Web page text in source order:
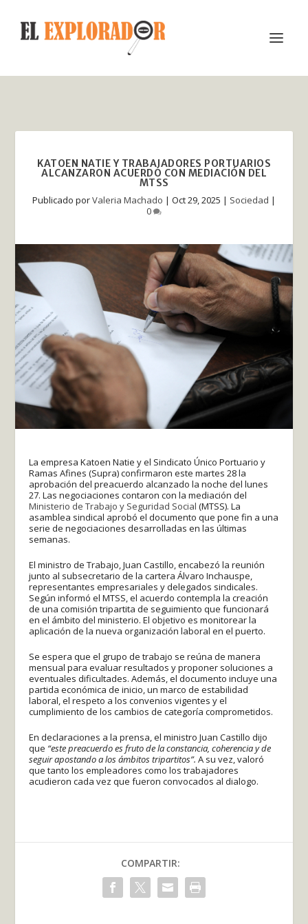
KATOEN NATIE Y TRABAJADORES PORTUARIOS
ALCANZARON ACUERDO CON MEDIACIÓN DEL
MTSS
Publicado porValeria Machado | Oct 29, 2025 | Sociedad |
0
La empresa Katoen Natie y el Sindicato Único Portuario y
Ramas Afines (Supra) confirmaron este martes 28 la
aprobación del preacuerdo alcanzado la noche del lunes
27. Las negociaciones contaron con la mediación del
Ministerio de Trabajo y Seguridad Social (MTSS). La
asamblea sindical aprobó el documento que pone fin a una
serie de negociaciones desarrolladas en las últimas
semanas.
El ministro de Trabajo, Juan Castillo, encabezó la reunión
junto al subsecretario de la cartera Álvaro Inchauspe,
representantes empresariales y delegados sindicales.
Según informó el MTSS, el acuerdo contempla la creación
de una comisión tripartita de seguimiento que funcionará
en el ámbito del ministerio. El objetivo es monitorear la
aplicación de la nueva organización laboral en el puerto.
Se espera que el grupo de trabajo se reúna de manera
mensual para evaluar resultados y proponer soluciones a
eventuales dificultades. Además, el documento incluye una
partida económica de inicio, un marco de estabilidad
laboral, el respeto a los convenios vigentes y el
cumplimiento de los cambios de categoría comprometidos.
En declaraciones a la prensa, el ministro Juan Castillo dijo
que “este preacuerdo es fruto de la constancia, coherencia y de
seguir apostando a los ámbitos tripartitos”.A su vez, valoró
que tanto los empleadores como los trabajadores
acudieron cada vez que fueron convocados al dialogo.
COMPARTIR: